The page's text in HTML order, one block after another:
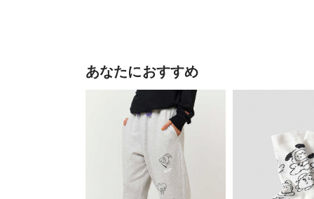
あなたにおすすめ